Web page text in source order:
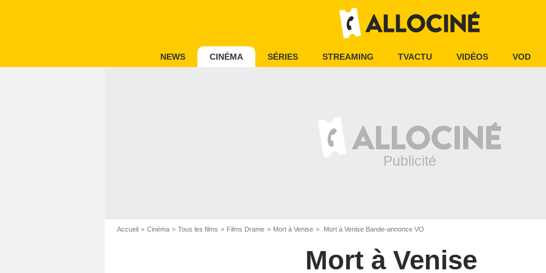
NEWS CINÉMA SÉRIES STREAMING TVACTU VIDÉOS VOD
Accueil Cinéma Tous les films Films Drame Mort à Venise Mort à Venise Bande-annonce VO
Mort à Venise